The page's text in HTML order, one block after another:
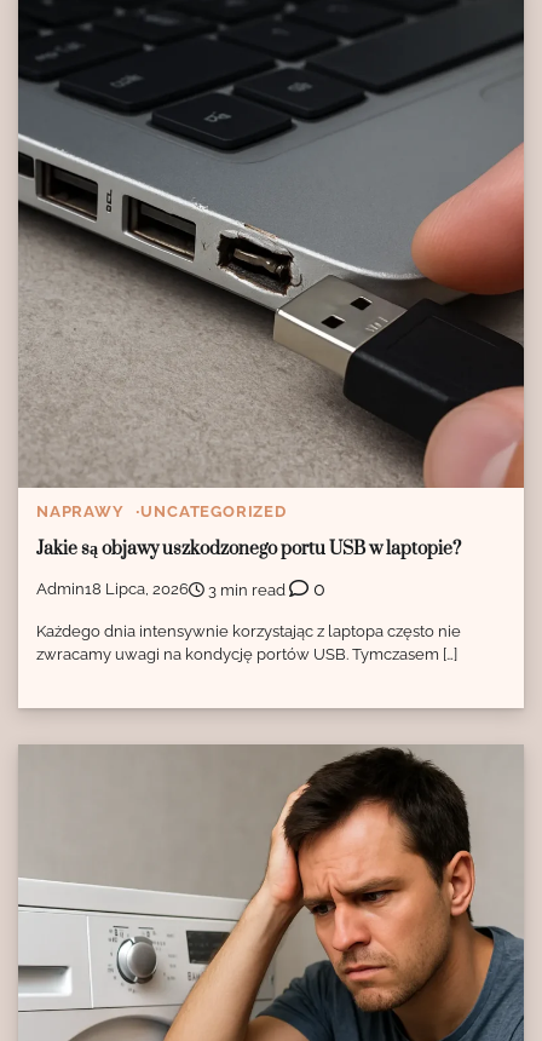
NAPRAWY UNCATEGORIZED
Jakie są objawy uszkodzonego portu USB w laptopie?
Admin18 Lipca, 2026 3 min read 0
Każdego dnia intensywnie korzystając z laptopa często nie
zwracamy uwagi na kondycję portów USB. Tymczasem […]